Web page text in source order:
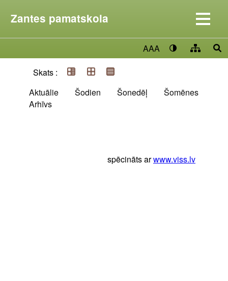
Zantes pamatskola
AAA
Skats :
Aktuālie
Šodien Šonedēļ
Šomēnes
Arhīvs
spēcināts arwww.viss.lv